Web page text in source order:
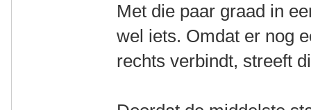
Met die paar graad in
wel iets. Omdat er nog
rechts verbindt, streeft